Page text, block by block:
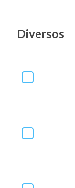
Diversos